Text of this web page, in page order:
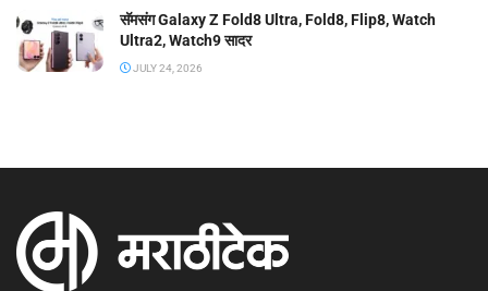
सॅमसंग Galaxy Z Fold8 Ultra, Fold8, Flip8, Watch
Ultra2, Watch9 सादर
JULY 24, 2026